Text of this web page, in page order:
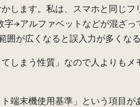
します。私は、スマホと同じ
→アルファベットなどが混ざっ
が広くなると誤入力が多くな
しまう性質」なので人よりも
端末機使用基準」という項目